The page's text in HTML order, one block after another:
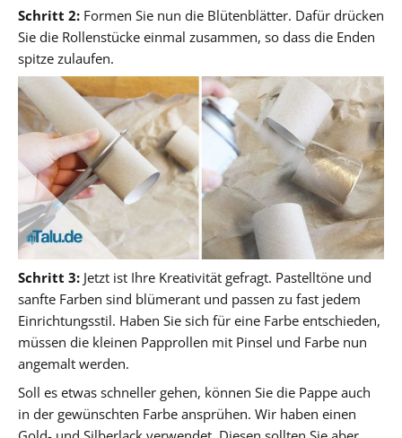
Schritt 2: Formen Sie nun die Blütenblätter. Dafür drücken
Sie die Rollenstücke einmal zusammen, so dass die Enden
spitze zulaufen.
Schritt 3: Jetzt ist Ihre Kreativität gefragt. Pastelltöne und
sanfte Farben sind blümerant und passen zu fast jedem
Einrichtungsstil. Haben Sie sich für eine Farbe entschieden,
müssen die kleinen Papprollen mit Pinsel und Farbe nun
angemalt werden.
Soll es etwas schneller gehen, können Sie die Pappe auch
in der gewünschten Farbe ansprühen. Wir haben einen